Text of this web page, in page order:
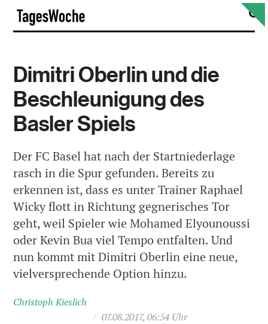
Skip
content
Dimitri Oberlin und die
Beschleunigung des
Basler Spiels
Der FC Basel hat nach der Startniederlage
rasch in die Spur gefunden. Bereits zu
erkennen ist, dass es unter Trainer Raphael
Wicky flott in Richtung gegnerisches Tor
geht, weil Spieler wie Mohamed Elyounoussi
oder Kevin Bua viel Tempo entfalten. Und
nun kommt mit Dimitri Oberlin eine neue,
vielversprechende Option hinzu.
Christoph Kieslich
/ 07.08.2017, 06:54 Uhr